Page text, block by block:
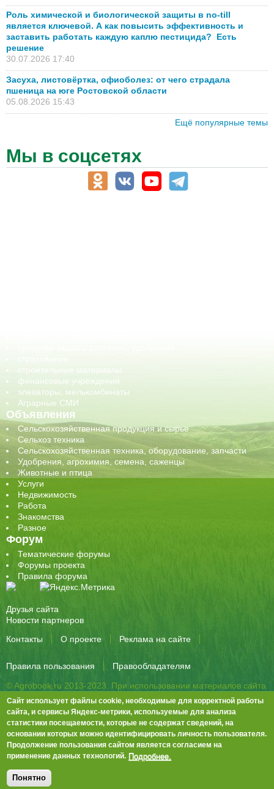
Роль химической и биологической защиты в no-till
является ключевой. А как повысить эффективность и
заставить работать каждую каплю пестицида? Есть
решение
30.07.2026 17:40
Засуха, листовёртка, офиоболез: от чего страдала
пшеница на юге Ростовской области
05.08.2026 15:43
Ещё популярные темы
Мы в соцсетях
строительные материалы
финансовые учреждения
элеваторы, мелькомбинаты
Аграрные СМИ
Объявления
Сельскохозяйственная продукция и сырье
Сельхоз техника
Сельскохозяйственная техника, оборудование, запчасти
Удобрения, агрохимия, семена, саженцы
Животные и птица
Услуги
Недвижимость
Работа
Знакомства
Разное
Форум
Тематические форумы
Форумы проекта
Правила форума
Друзья сайта
Новости партнеров
Контакты
О проекте Реклама на сайте
Правила пользования
Правообладателям
© Agrobook.ru 2013-2023. При использовании материалов сайта
активная ссылка на публикацию обязательна.
344000, Ростов-на-Дону, ул. Города Волос, д.6, 8 этаж, офис 803
Тел./факс: +7 (863) 282-83-13 e-mail:info@agrobook.ru
Возрастная категория сайта: 16+. Объявления на сайте не
премодерируются.Положение о защите персональных данных
Гала Алиевна Каймакчи – редактор, тел.: (863) 282-83-13
info@agrobook.ru
Сайт использует файлы cookie, необходимые для корректной работы
сайта, и сервисы Яндекс-метрики, используемые для анализа
статистики посещаемости, которые не содержат сведений, на
основании которых можно идентифицировать личность пользователя.
Продолжение пользования сайтом является согласием на
применение данных технологий. Подробнее.
Понятно